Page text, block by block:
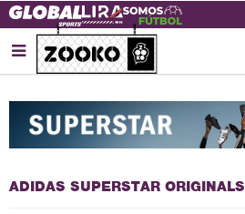

ADIDAS SUPERSTAR ORIGINALS